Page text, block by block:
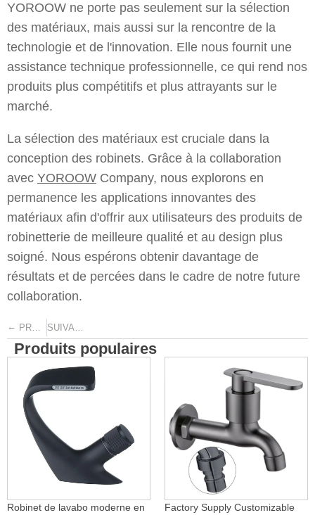
YOROOW ne porte pas seulement sur la sélection
des matériaux, mais aussi sur la rencontre de la
technologie et de l'innovation. Elle nous fournit une
assistance technique professionnelle, ce qui rend nos
produits plus compétitifs et plus attrayants sur le
marché.
La sélection des matériaux est cruciale dans la
conception des robinets. Grâce à la collaboration
avec YOROOW Company, nous explorons en
permanence les applications innovantes des
matériaux afin d'offrir aux utilisateurs des produits de
robinetterie de meilleure qualité et au design plus
soigné. Nous espérons obtenir davantage de
résultats et de percées dans le cadre de notre future
collaboration.
← PRÉCÉDENT SUIVANT
Produits populaires
Robinet de lavabo moderne en
Factory Supply Customizable